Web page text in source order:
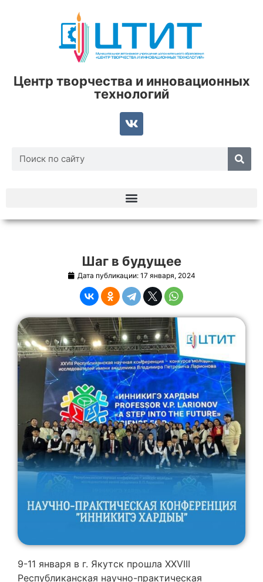
Центр творчества и инновационных
технологий
Шаг в будущее
Дата публикации: 17 января, 2024
9-11 января в г. Якутск прошла XXVIII
Республиканская научно-практическая